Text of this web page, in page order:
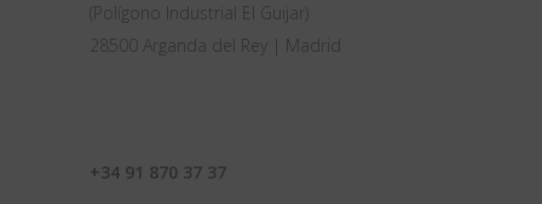
(Polígono Industrial El Guijar)
28500 Arganda del Rey | Madrid
+34 91 870 37 37